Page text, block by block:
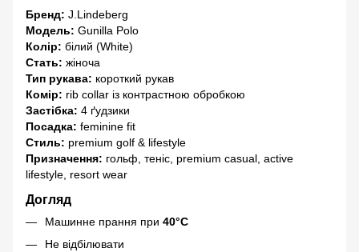
Бренд: J.Lindeberg
Модель: Gunilla Polo
Колір: білий (White)
Стать: жіноча
Тип рукава: короткий рукав
Комір: rib collar із контрастною обробкою
Застібка: 4 ґудзики
Посадка: feminine fit
Стиль: premium golf & lifestyle
Призначення: гольф, теніс, premium casual, active
lifestyle, resort wear
Догляд
Машинне прання при 40°C
Не відбілювати